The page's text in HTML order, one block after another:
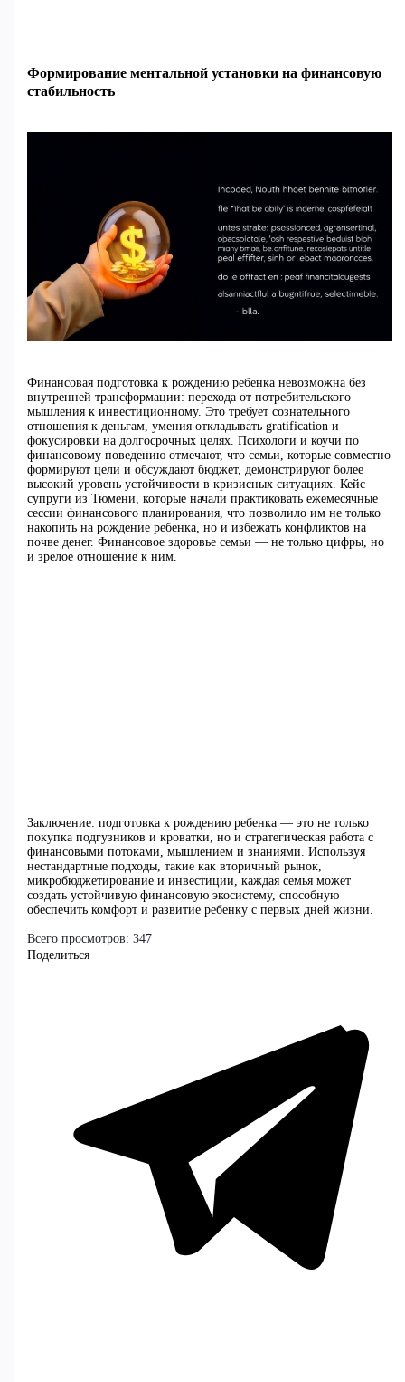
Формирование ментальной установки на финансовую
стабильность
Финансовая подготовка к рождению ребенка невозможна без
внутренней трансформации: перехода от потребительского
мышления к инвестиционному. Это требует сознательного
отношения к деньгам, умения откладывать gratification и
фокусировки на долгосрочных целях. Психологи и коучи по
финансовому поведению отмечают, что семьи, которые совместно
формируют цели и обсуждают бюджет, демонстрируют более
высокий уровень устойчивости в кризисных ситуациях. Кейс —
супруги из Тюмени, которые начали практиковать ежемесячные
сессии финансового планирования, что позволило им не только
накопить на рождение ребенка, но и избежать конфликтов на
почве денег. Финансовое здоровье семьи — не только цифры, но
и зрелое отношение к ним.
Заключение: подготовка к рождению ребенка — это не только
покупка подгузников и кроватки, но и стратегическая работа с
финансовыми потоками, мышлением и знаниями. Используя
нестандартные подходы, такие как вторичный рынок,
микробюджетирование и инвестиции, каждая семья может
создать устойчивую финансовую экосистему, способную
обеспечить комфорт и развитие ребенку с первых дней жизни.
Всего просмотров: 347
Поделиться